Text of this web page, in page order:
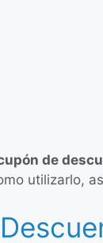
de
utilizarlo,